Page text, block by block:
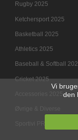
Rugby 2025
Ketchersport 2025
Basketball 2025
Athletics 2025
Baseball & Softball
Cricket 2025
Vi
den